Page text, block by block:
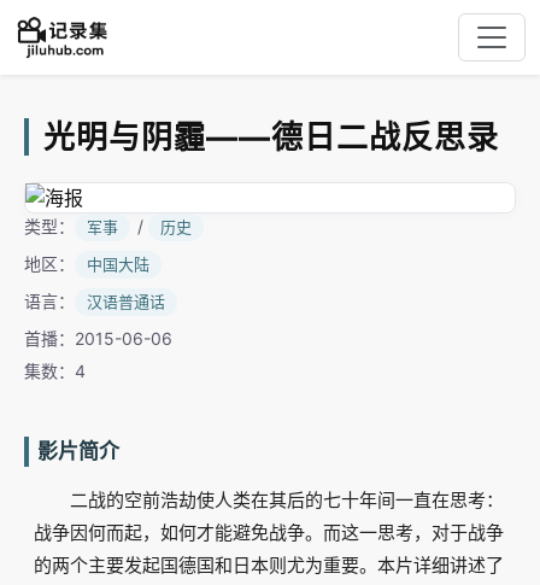
光明与阴霾——德日二战反思录
类型： 军事 / 历史
地区： 中国大陆
语言： 汉语普通话
首播：2015-06-06
集数：4
影片简介
二战的空前浩劫使人类在其后的七十年间一直在思考：
战争因何而起，如何才能避免战争。而这一思考，对于战争
的两个主要发起国德国和日本则尤为重要。本片详细讲述了